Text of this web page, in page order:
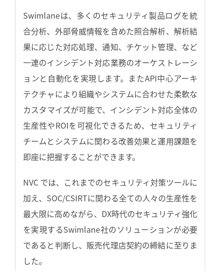
Swimlaneは、多くのセキュリティ製品ログを統
合分析、外部脅威情報を含めた照合解析、解析結
果に応じた対応処理、通知、チケット管理、など
一連のインシデント対応業務のオーケストレーシ
ョンと自動化を実現します。またAPI中心アーキ
テクチャにより組織やシステムに合わせた柔軟な
カスタマイズが可能で、インシデント対応全体の
生産性やROIを可視化できるため、セキュリティ
チームとシステムに関わる改善効果と運用課題を
即座に把握することができます。
NVC では、これまでのセキュリティ対策ツールに
加え、SOC/CSIRTに関わる全ての人々の生産性を
最大限に高めながら、DX時代のセキュリティ強化
を実現するSwimlane社のソリューションが必要
であると判断し、販売代理店契約の締結に至りま
した。